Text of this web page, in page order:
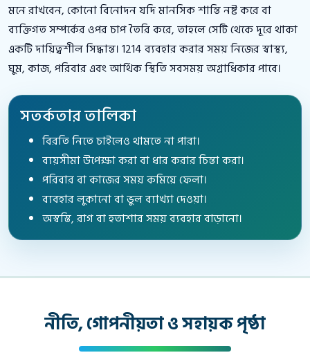
মনে রাখবেন, কোনো বিনোদন যদি মানসিক শান্তি নষ্ট করে বা
ব্যক্তিগত সম্পর্কের ওপর চাপ তৈরি করে, তাহলে সেটি থেকে দূরে থাকা
একটি দায়িত্বশীল সিদ্ধান্ত। 1214 ব্যবহার করার সময় নিজের স্বাস্থ্য,
ঘুম, কাজ, পরিবার এবং আর্থিক স্থিতি সবসময় অগ্রাধিকার পাবে।
সতর্কতার তালিকা
বিরতি নিতে চাইলেও থামতে না পারা।
ব্যয়সীমা উপেক্ষা করা বা ধার করার চিন্তা করা।
পরিবার বা কাজের সময় কমিয়ে ফেলা।
ব্যবহার লুকানো বা ভুল ব্যাখ্যা দেওয়া।
অস্বস্তি, রাগ বা হতাশার সময় ব্যবহার বাড়ানো।
নীতি, গোপনীয়তা ও সহায়ক পৃষ্ঠা